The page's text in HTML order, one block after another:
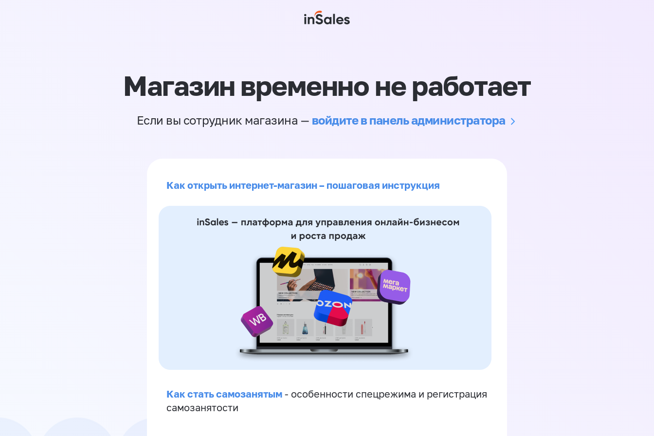
Магазин временно не работает
Если вы сотрудник магазина — войдите в панель администратора
Как открыть интернет-магазин – пошаговая инструкция
Как стать самозанятым - особенности спецрежима и регистрация
самозанятости